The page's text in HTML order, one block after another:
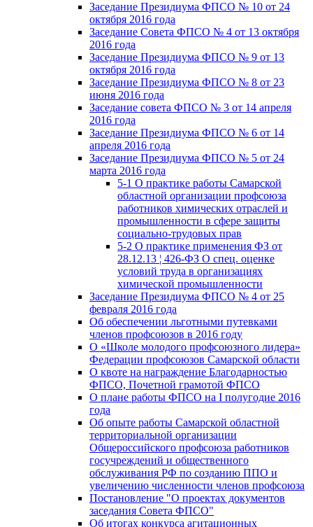
Заседание Президиума ФПСО № 10 от 24
октября 2016 года
Заседание Совета ФПСО № 4 от 13 октября
2016 года
Заседание Президиума ФПСО № 9 от 13
октября 2016 года
Заседание Президиума ФПСО № 8 от 23
июня 2016 года
Заседание совета ФПСО № 3 от 14 апреля
2016 года
Заседание Президиума ФПСО № 6 от 14
апреля 2016 года
Заседание Президиума ФПСО № 5 от 24
марта 2016 года
5-1 О практике работы Самарской
областной организации профсоюза
работников химических отраслей и
промышленности в сфере защиты
социально-трудовых прав
5-2 О практике применения ФЗ от
28.12.13 ¦ 426-ФЗ О спец. оценке
условий труда в организациях
химической промышленности
Заседание Президиума ФПСО № 4 от 25
февраля 2016 года
Об обеспечении льготными путевками
членов профсоюзов в 2016 году
О «Школе молодого профсоюзного лидера»
Федерации профсоюзов Самарской области
О квоте на награждение Благодарностью
ФПСО, Почетной грамотой ФПСО
О плане работы ФПСО на I полугодие 2016
года
Об опыте работы Самарской областной
территориальной организации
Общероссийского профсоюза работников
госучреждений и общественного
обслуживания РФ по созданию ППО и
увеличению численности членов профсоюза
Постановление "О проектах документов
заседания Совета ФПСО"
Об итогах конкурса агитационных